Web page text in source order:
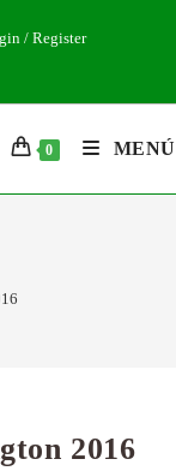
/ Register
0 MENÚ
2016